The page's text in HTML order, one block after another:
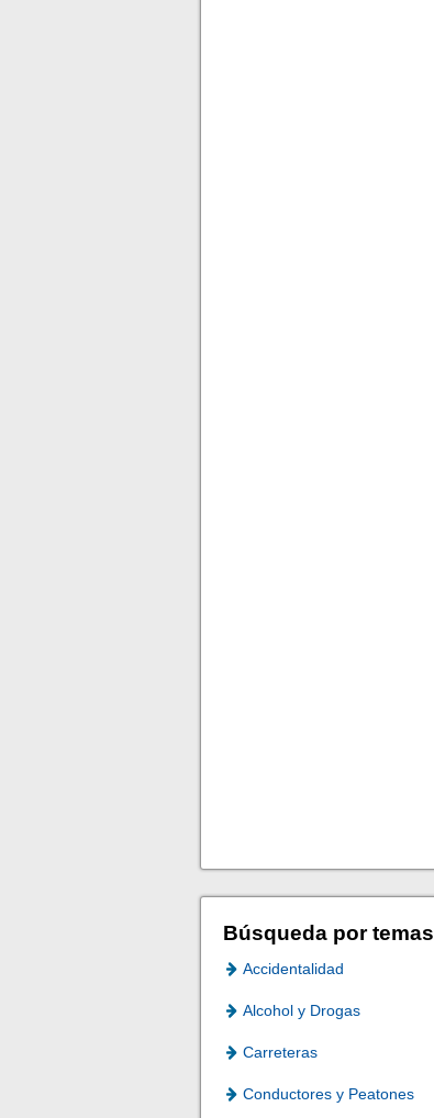
Búsqueda por temas
Accidentalidad
Alcohol y Drogas
Carreteras
Conductores y Peatones